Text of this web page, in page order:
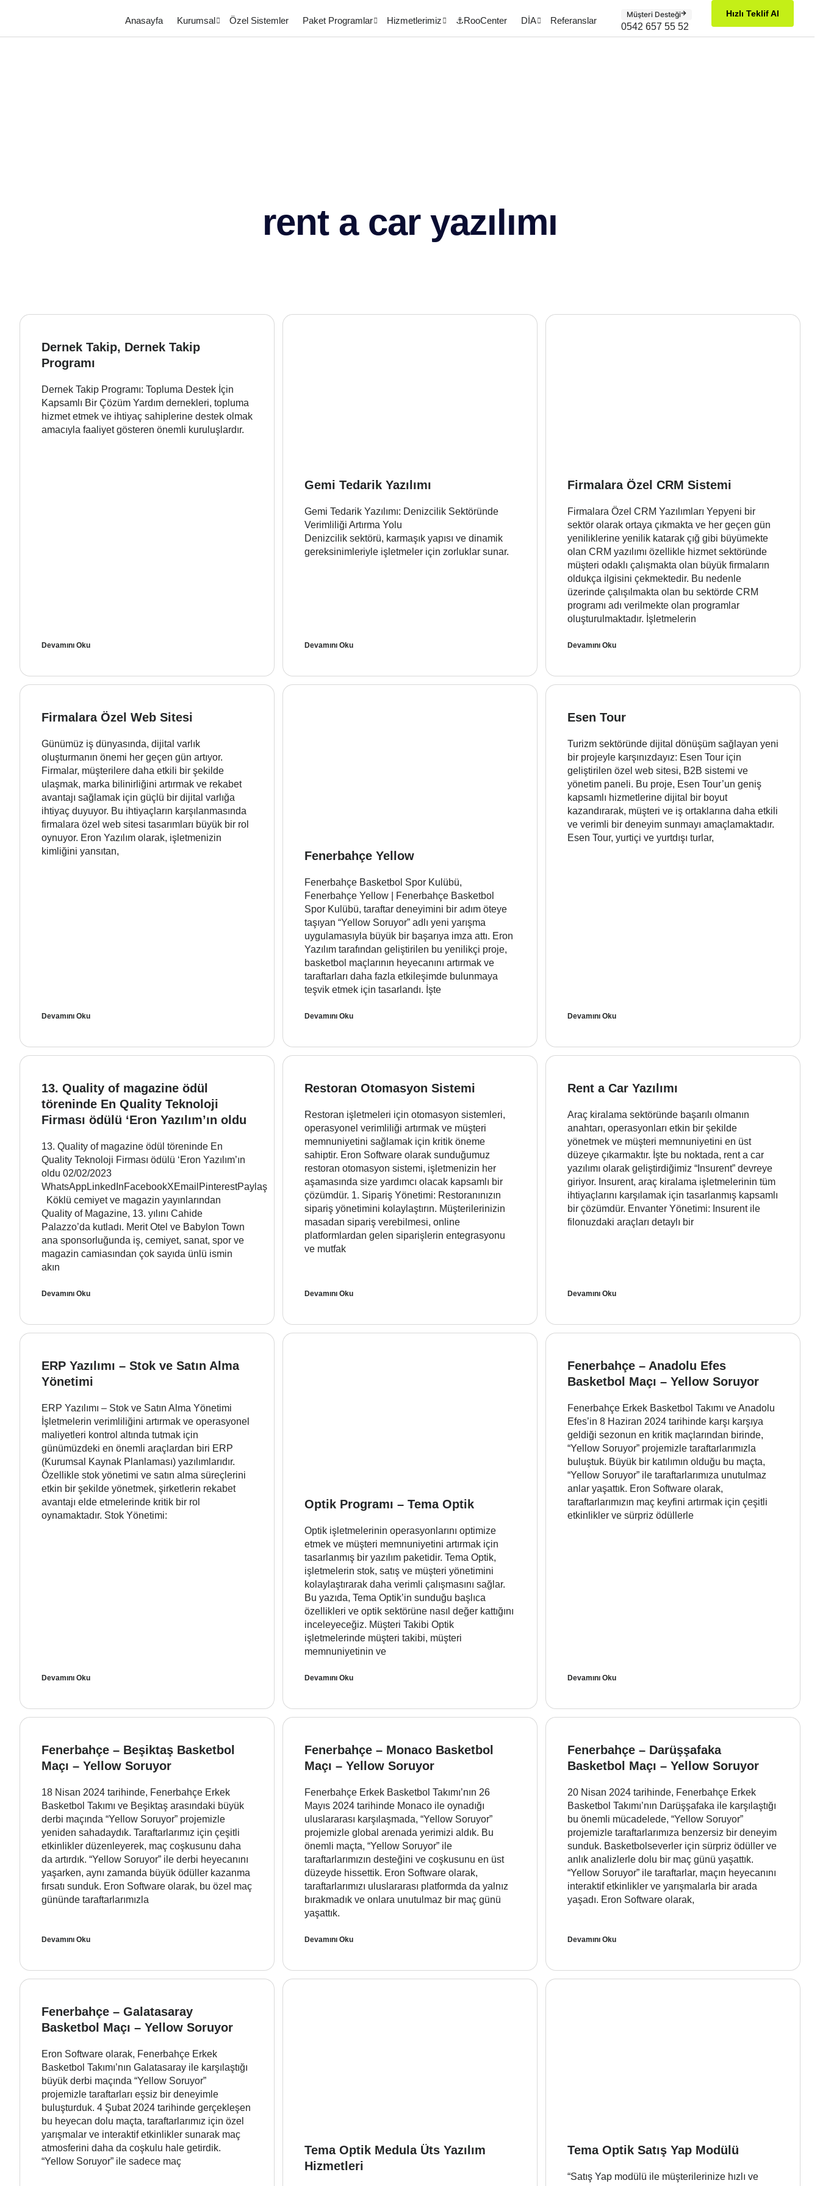
Anasayfa Kurumsal Özel Sistemler Paket Programlar Hizmetlerimiz ⚓RooCenter DİA Referanslar
Müşteri Desteği
0542 657 55 52
Hızlı Teklif Al
rent a car yazılımı
Dernek Takip, Dernek Takip
Programı
Dernek Takip Programı: Topluma Destek İçin
Kapsamlı Bir Çözüm Yardım dernekleri, topluma
hizmet etmek ve ihtiyaç sahiplerine destek olmak
amacıyla faaliyet gösteren önemli kuruluşlardır.
Devamını Oku
Gemi Tedarik Yazılımı
Gemi Tedarik Yazılımı: Denizcilik Sektöründe
Verimliliği Artırma Yolu
Denizcilik sektörü, karmaşık yapısı ve dinamik
gereksinimleriyle işletmeler için zorluklar sunar.
Devamını Oku
Firmalara Özel CRM Sistemi
Firmalara Özel CRM Yazılımları Yepyeni bir
sektör olarak ortaya çıkmakta ve her geçen gün
yeniliklerine yenilik katarak çığ gibi büyümekte
olan CRM yazılımı özellikle hizmet sektöründe
müşteri odaklı çalışmakta olan büyük firmaların
oldukça ilgisini çekmektedir. Bu nedenle
üzerinde çalışılmakta olan bu sektörde CRM
programı adı verilmekte olan programlar
oluşturulmaktadır. İşletmelerin
Devamını Oku
Firmalara Özel Web Sitesi
Günümüz iş dünyasında, dijital varlık
oluşturmanın önemi her geçen gün artıyor.
Firmalar, müşterilere daha etkili bir şekilde
ulaşmak, marka bilinirliğini artırmak ve rekabet
avantajı sağlamak için güçlü bir dijital varlığa
ihtiyaç duyuyor. Bu ihtiyaçların karşılanmasında
firmalara özel web sitesi tasarımları büyük bir rol
oynuyor. Eron Yazılım olarak, işletmenizin
kimliğini yansıtan,
Devamını Oku
Fenerbahçe Yellow
Fenerbahçe Basketbol Spor Kulübü,
Fenerbahçe Yellow | Fenerbahçe Basketbol
Spor Kulübü, taraftar deneyimini bir adım öteye
taşıyan “Yellow Soruyor” adlı yeni yarışma
uygulamasıyla büyük bir başarıya imza attı. Eron
Yazılım tarafından geliştirilen bu yenilikçi proje,
basketbol maçlarının heyecanını artırmak ve
taraftarları daha fazla etkileşimde bulunmaya
teşvik etmek için tasarlandı. İşte
Devamını Oku
Esen Tour
Turizm sektöründe dijital dönüşüm sağlayan yeni
bir projeyle karşınızdayız: Esen Tour için
geliştirilen özel web sitesi, B2B sistemi ve
yönetim paneli. Bu proje, Esen Tour’un geniş
kapsamlı hizmetlerine dijital bir boyut
kazandırarak, müşteri ve iş ortaklarına daha etkili
ve verimli bir deneyim sunmayı amaçlamaktadır.
Esen Tour, yurtiçi ve yurtdışı turlar,
Devamını Oku
13. Quality of magazine ödül
töreninde En Quality Teknoloji
Firması ödülü ‘Eron Yazılım’ın oldu
13. Quality of magazine ödül töreninde En
Quality Teknoloji Firması ödülü ‘Eron Yazılım’ın
oldu 02/02/2023
WhatsAppLinkedInFacebookXEmailPinterestPaylaş
Köklü cemiyet ve magazin yayınlarından
Quality of Magazine, 13. yılını Cahide
Palazzo’da kutladı. Merit Otel ve Babylon Town
ana sponsorluğunda iş, cemiyet, sanat, spor ve
magazin camiasından çok sayıda ünlü ismin
akın
Devamını Oku
Restoran Otomasyon Sistemi
Restoran işletmeleri için otomasyon sistemleri,
operasyonel verimliliği artırmak ve müşteri
memnuniyetini sağlamak için kritik öneme
sahiptir. Eron Software olarak sunduğumuz
restoran otomasyon sistemi, işletmenizin her
aşamasında size yardımcı olacak kapsamlı bir
çözümdür. 1. Sipariş Yönetimi: Restoranınızın
sipariş yönetimini kolaylaştırın. Müşterilerinizin
masadan sipariş verebilmesi, online
platformlardan gelen siparişlerin entegrasyonu
ve mutfak
Devamını Oku
Rent a Car Yazılımı
Araç kiralama sektöründe başarılı olmanın
anahtarı, operasyonları etkin bir şekilde
yönetmek ve müşteri memnuniyetini en üst
düzeye çıkarmaktır. İşte bu noktada, rent a car
yazılımı olarak geliştirdiğimiz “Insurent” devreye
giriyor. Insurent, araç kiralama işletmelerinin tüm
ihtiyaçlarını karşılamak için tasarlanmış kapsamlı
bir çözümdür. Envanter Yönetimi: Insurent ile
filonuzdaki araçları detaylı bir
Devamını Oku
ERP Yazılımı – Stok ve Satın Alma
Yönetimi
ERP Yazılımı – Stok ve Satın Alma Yönetimi
İşletmelerin verimliliğini artırmak ve operasyonel
maliyetleri kontrol altında tutmak için
günümüzdeki en önemli araçlardan biri ERP
(Kurumsal Kaynak Planlaması) yazılımlarıdır.
Özellikle stok yönetimi ve satın alma süreçlerini
etkin bir şekilde yönetmek, şirketlerin rekabet
avantajı elde etmelerinde kritik bir rol
oynamaktadır. Stok Yönetimi:
Devamını Oku
Optik Programı – Tema Optik
Optik işletmelerinin operasyonlarını optimize
etmek ve müşteri memnuniyetini artırmak için
tasarlanmış bir yazılım paketidir. Tema Optik,
işletmelerin stok, satış ve müşteri yönetimini
kolaylaştırarak daha verimli çalışmasını sağlar.
Bu yazıda, Tema Optik’in sunduğu başlıca
özellikleri ve optik sektörüne nasıl değer kattığını
inceleyeceğiz. Müşteri Takibi Optik
işletmelerinde müşteri takibi, müşteri
memnuniyetinin ve
Devamını Oku
Fenerbahçe – Anadolu Efes
Basketbol Maçı – Yellow Soruyor
Fenerbahçe Erkek Basketbol Takımı ve Anadolu
Efes’in 8 Haziran 2024 tarihinde karşı karşıya
geldiği sezonun en kritik maçlarından birinde,
“Yellow Soruyor” projemizle taraftarlarımızla
buluştuk. Büyük bir katılımın olduğu bu maçta,
“Yellow Soruyor” ile taraftarlarımıza unutulmaz
anlar yaşattık. Eron Software olarak,
taraftarlarımızın maç keyfini artırmak için çeşitli
etkinlikler ve sürpriz ödüllerle
Devamını Oku
Fenerbahçe – Beşiktaş Basketbol
Maçı – Yellow Soruyor
18 Nisan 2024 tarihinde, Fenerbahçe Erkek
Basketbol Takımı ve Beşiktaş arasındaki büyük
derbi maçında “Yellow Soruyor” projemizle
yeniden sahadaydık. Taraftarlarımız için çeşitli
etkinlikler düzenleyerek, maç coşkusunu daha
da artırdık. “Yellow Soruyor” ile derbi heyecanını
yaşarken, aynı zamanda büyük ödüller kazanma
fırsatı sunduk. Eron Software olarak, bu özel maç
gününde taraftarlarımızla
Devamını Oku
Fenerbahçe – Monaco Basketbol
Maçı – Yellow Soruyor
Fenerbahçe Erkek Basketbol Takımı’nın 26
Mayıs 2024 tarihinde Monaco ile oynadığı
uluslararası karşılaşmada, “Yellow Soruyor”
projemizle global arenada yerimizi aldık. Bu
önemli maçta, “Yellow Soruyor” ile
taraftarlarımızın desteğini ve coşkusunu en üst
düzeyde hissettik. Eron Software olarak,
taraftarlarımızı uluslararası platformda da yalnız
bırakmadık ve onlara unutulmaz bir maç günü
yaşattık.
Devamını Oku
Fenerbahçe – Darüşşafaka
Basketbol Maçı – Yellow Soruyor
20 Nisan 2024 tarihinde, Fenerbahçe Erkek
Basketbol Takımı’nın Darüşşafaka ile karşılaştığı
bu önemli mücadelede, “Yellow Soruyor”
projemizle taraftarlarımıza benzersiz bir deneyim
sunduk. Basketbolseverler için sürpriz ödüller ve
anlık analizlerle dolu bir maç günü yaşattık.
“Yellow Soruyor” ile taraftarlar, maçın heyecanını
interaktif etkinlikler ve yarışmalarla bir arada
yaşadı. Eron Software olarak,
Devamını Oku
Fenerbahçe – Galatasaray
Basketbol Maçı – Yellow Soruyor
Eron Software olarak, Fenerbahçe Erkek
Basketbol Takımı’nın Galatasaray ile karşılaştığı
büyük derbi maçında “Yellow Soruyor”
projemizle taraftarları eşsiz bir deneyimle
buluşturduk. 4 Şubat 2024 tarihinde gerçekleşen
bu heyecan dolu maçta, taraftarlarımız için özel
yarışmalar ve interaktif etkinlikler sunarak maç
atmosferini daha da coşkulu hale getirdik.
“Yellow Soruyor” ile sadece maç
Tema Optik Medula Üts Yazılım
Hizmetleri
Tema Optik Satış Yap Modülü
“Satış Yap modülü ile müşterilerinize hızlı ve